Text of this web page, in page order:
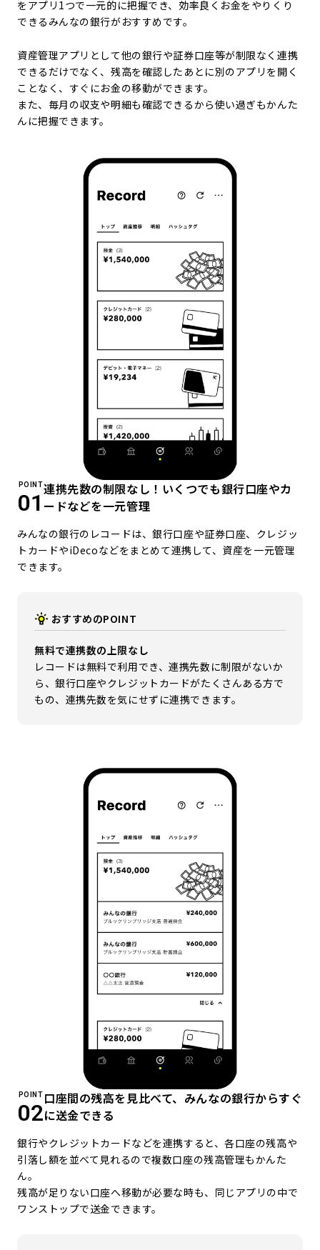
をアプリ1つで一元的に把握でき、効率良くお金をやりくり
できるみんなの銀行がおすすめです。
資産管理アプリとして他の銀行や証券口座等が制限なく連携
できるだけでなく、残高を確認したあとに別のアプリを開く
ことなく、すぐにお金の移動ができます。
また、毎月の収支や明細も確認できるから使い過ぎもかんた
んに把握できます。
POINT
01
連携先数の制限なし！いくつでも銀行口座やカ
ードなどを一元管理
みんなの銀行のレコードは、銀行口座や証券口座、クレジッ
トカードやiDecoなどをまとめて連携して、資産を一元管理
できます。
おすすめのPOINT
無料で連携数の上限なし
レコードは無料で利用でき、連携先数に制限がないか
ら、銀行口座やクレジットカードがたくさんある方で
もの、連携先数を気にせずに連携できます。
POINT
02
口座間の残高を見比べて、みんなの銀行からすぐ
に送金できる
銀行やクレジットカードなどを連携すると、各口座の残高や
引落し額を並べて見れるので複数口座の残高管理もかんた
ん。
残高が足りない口座へ移動が必要な時も、同じアプリの中で
ワンストップで送金できます。